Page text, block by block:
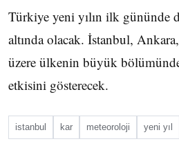
Türkiye yeni yılın ilk gününde
altında olacak. İstanbul,
üzere ülkenin büyük
etkisini gösterecek.
istanbul kar meteoroloji yeni yıl